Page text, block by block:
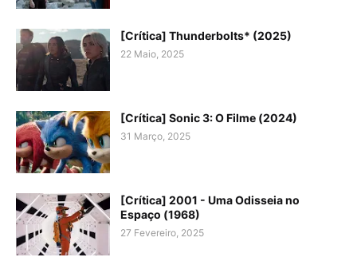
[Crítica] Thunderbolts* (2025)
22 Maio, 2025
[Crítica] Sonic 3: O Filme (2024)
31 Março, 2025
[Crítica] 2001 - Uma Odisseia no
Espaço (1968)
27 Fevereiro, 2025